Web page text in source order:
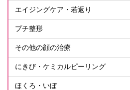
エイジングケア・若返り
プチ整形
その他の顔の治療
にきび・ケミカルピーリング
ほくろ・いぼ